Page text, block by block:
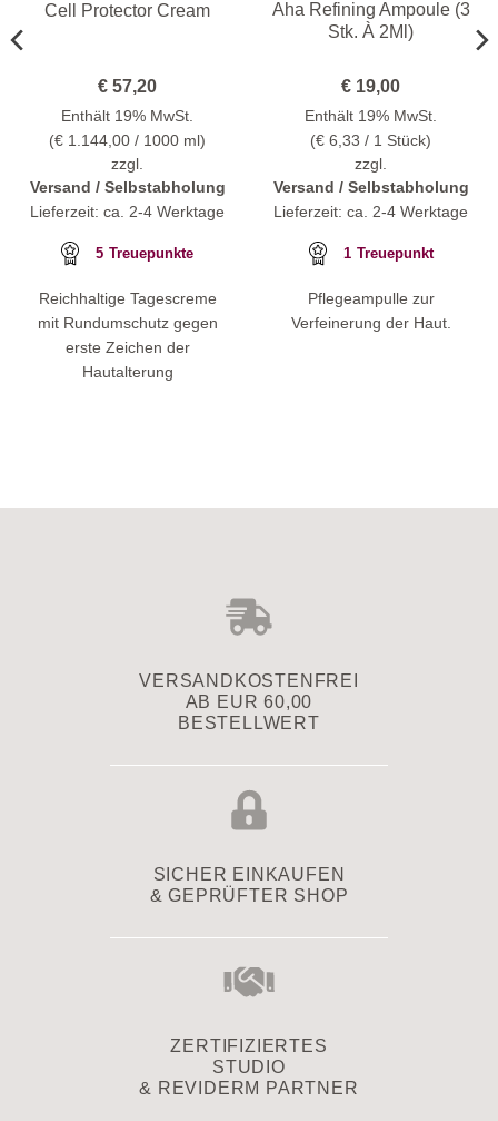
Cell Protector Cream
€ 57,20
Enthält 19% MwSt.
(€ 1.144,00/ 1000 ml)
zzgl.
Versand / Selbstabholung
Lieferzeit: ca. 2-4 Werktage
5 Treuepunkte
Reichhaltige Tagescreme
mit Rundumschutz gegen
erste Zeichen der
Hautalterung
Aha Refining Ampoule (3
Stk. À 2Ml)
€ 19,00
Enthält 19% MwSt.
(€ 6,33 / 1 Stück)
zzgl.
Versand / Selbstabholung
Lieferzeit: ca. 2-4 Werktage
1 Treuepunkt
Pflegeampulle zur
Verfeinerung der Haut.
VERSAND­KOSTENFREI
AB EUR 60,00
BESTELLWERT
SICHER EINKAUFEN
& GEPRÜFTER SHOP
ZERTIFIZIERTES
STUDIO
& REVIDERM PARTNER